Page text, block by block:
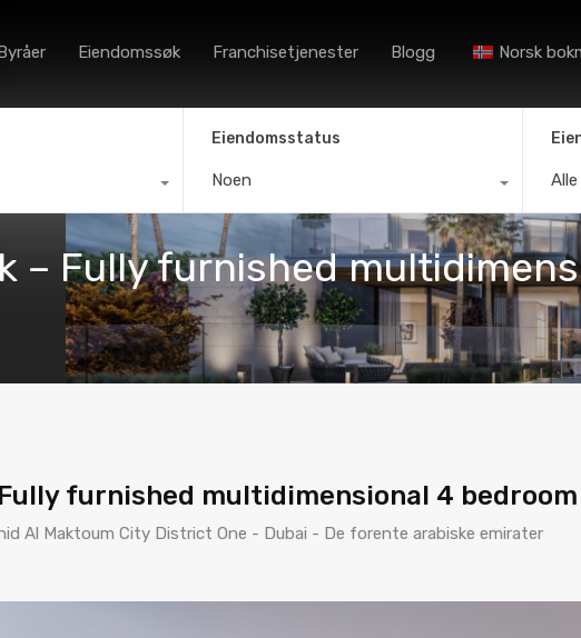
Hjem
Eiendomssøk Franchisetjenester Blogg Norsk
Eiendomsstatus
Noen
– Fully furnished
furnished multidimensional 4
Al Maktoum City District One - Dubai - De forente arabiske emirater